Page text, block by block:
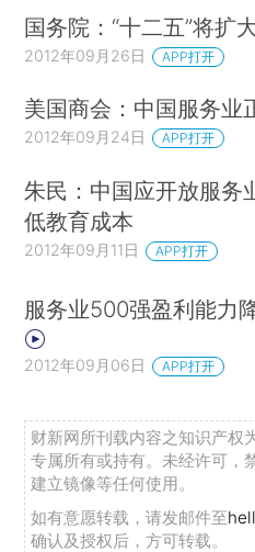
国务院：“十二五”将扩
2012年09月26日 APP打开
美国商会：中国服务业
2012年09月24日 APP打开
朱民：中国应开放服务
低教育成本
2012年09月11日 APP打开
服务业500强盈利能力
2012年09月06日 APP打开
财新网所刊载内容之知识产权
专属所有或持有。未经许可，
建立镜像等任何使用。
如有意愿转载，请发邮件至
确认及授权后，方可转载。